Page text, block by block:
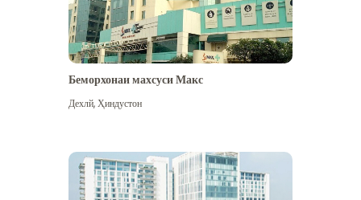
Беморхонаи махсуси Макс
Дехлй,Ҳиндустон